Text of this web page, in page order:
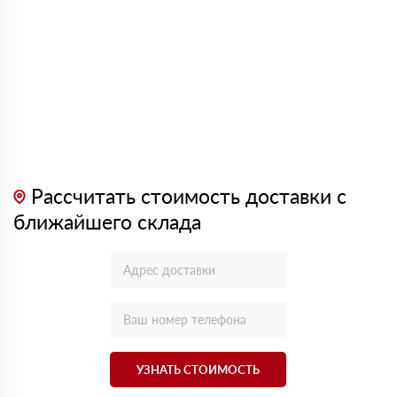
Рассчитать стоимость доставки с
ближайшего склада
УЗНАТЬ СТОИМОСТЬ